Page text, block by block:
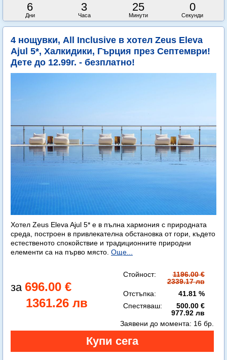
6
Дни
3
Часа
24
Минути
59
Секунди
4 нощувки, All Inclusive в хотел Zeus Eleva
Ajul 5*, Халкидики, Гърция през Септември!
Дете до 12.99г. - безплатно!
Хотел Zeus Eleva Ajul 5* е в пълна хармония с природната
среда, построен в привлекателна обстановка от гори, където
естественото спокойствие и традиционните природни
елементи са на първо място. Още...
696.00 €
1361.26 лв
Стойност:
1196.00 €
2339.17 лв
Отстъпка:
41.81 %
Спестяваш:
500.00 €
977.92 лв
Заявени до момента: 16 бр.